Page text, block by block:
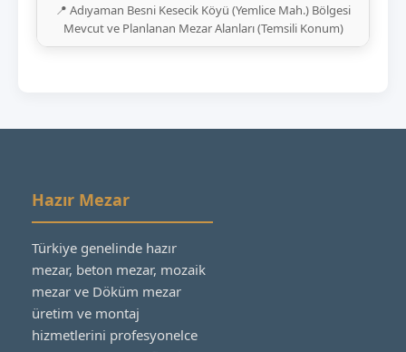
📍 Adıyaman Besni Kesecik Köyü (Yemlice Mah.) Bölgesi
Mevcut ve Planlanan Mezar Alanları (Temsili Konum)
Hazır Mezar
Türkiye genelinde hazır
mezar, beton mezar, mozaik
mezar ve Döküm mezar
üretim ve montaj
hizmetlerini profesyonelce